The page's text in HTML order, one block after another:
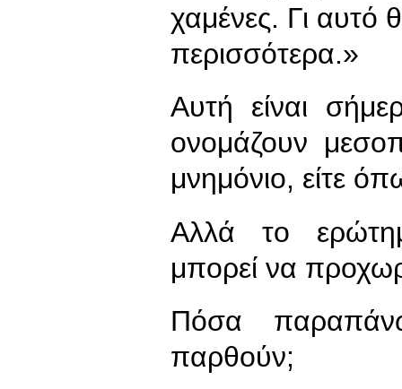
χαμένες. Γι αυτό
περισσότερα.»
Αυτή είναι
ονομάζουν
μνημόνιο, είτε
Αλλά το
μπορεί να
Πόσα
παρθούν;